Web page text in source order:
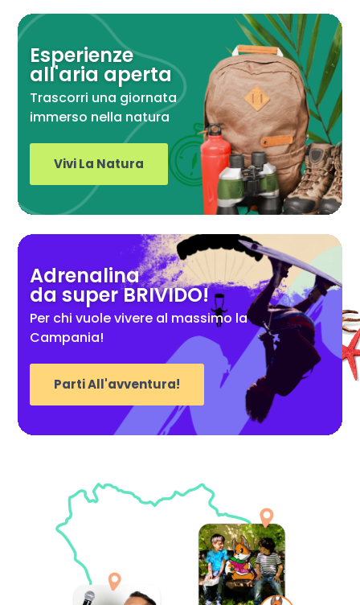
Esperienze
all'aria aperta
Trascorri una giornata
immerso nella natura
Vivi La Natura
Adrenalina
da super BRIVIDO!
Per chi vuole vivere al massimo la
Campania!
Parti All'avventura!